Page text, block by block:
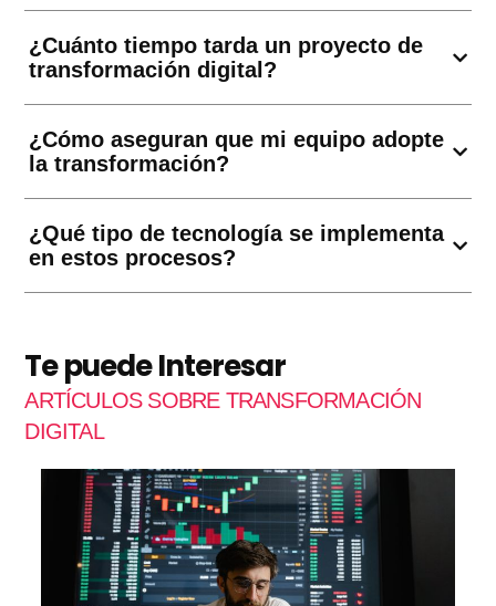
¿Cuánto tiempo tarda un proyecto de
transformación digital?
¿Cómo aseguran que mi equipo adopte
la transformación?
¿Qué tipo de tecnología se implementa
en estos procesos?
Te puede Interesar
ARTÍCULOS SOBRE TRANSFORMACIÓN
DIGITAL